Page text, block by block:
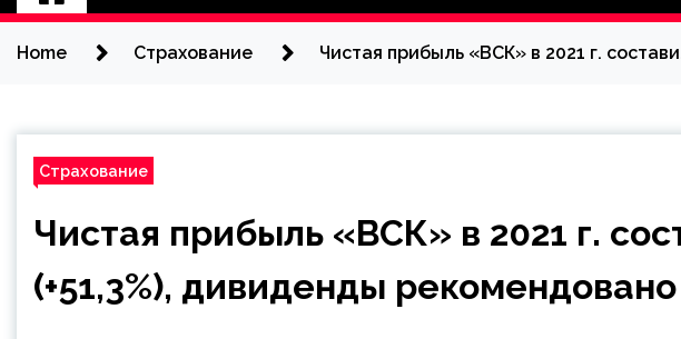
Home Страхование Чистая прибыль «ВСК» в 2021 г.
Страхование
Чистая прибыль «ВСК» в 2021 г.
(+51,3%), дивиденды